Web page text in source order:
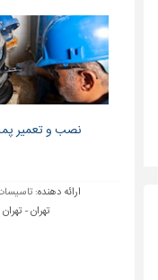
نصب و تعمیر
ارائه دهنده:
تهران - تهران